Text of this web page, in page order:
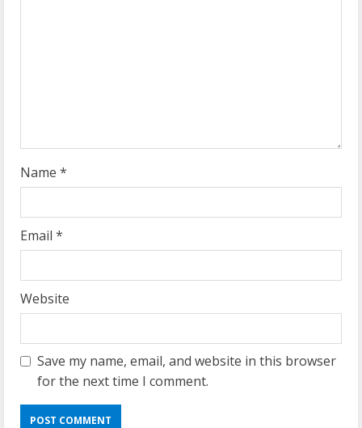
g
Name *
Email *
Website
Save my name, email, and website in this browser
for the next time I comment.